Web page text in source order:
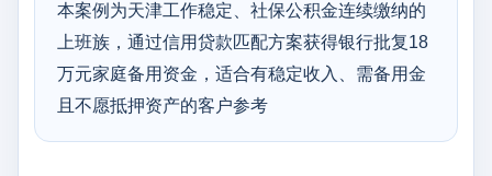
本案例为天津工作稳定、社保公积金连续缴纳的
上班族，通过信用贷款匹配方案获得银行批复18
万元家庭备用资金，适合有稳定收入、需备用金
且不愿抵押资产的客户参考